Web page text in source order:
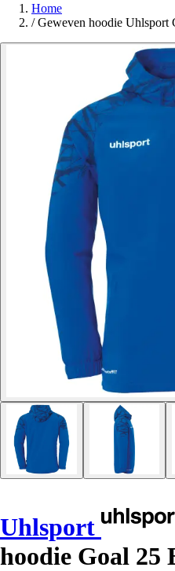
Home
/ Geweven hoodie Uhlsport
Uhlsport
hoodie Goal 25